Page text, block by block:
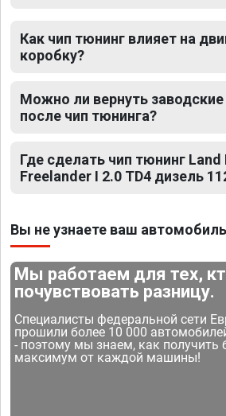
Как чип тюнинг влияет на
коробку?
Можно ли вернуть заводские
после чип тюнинга?
Где сделать чип тюнинг Land
Freelander I 2.0 TD4 дизель
Вы не узнаете ваш
Мы работаем для тех,
почувствовать разницу.
Специалисты федеральной сети
прошили более 10 000
- поэтому мы знаем, как получить
максимум от каждой машины!